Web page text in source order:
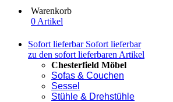
Warenkorb
0 Artikel
Sofort lieferbar Sofort lieferbar
zu den sofort lieferbaren Artikel
Chesterfield Möbel
Sofas & Couchen
Sessel
Stühle & Drehstühle